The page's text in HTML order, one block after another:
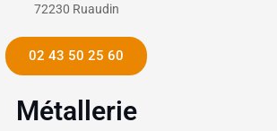
72230 Ruaudin
02 43 50 25 60
Métallerie